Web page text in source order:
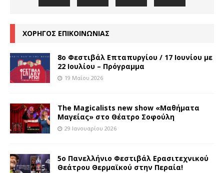
ΧΟΡΗΓΟΣ ΕΠΙΚΟΙΝΩΝΙΑΣ
8o Φεστιβάλ Επταπυργίου / 17 Ιουνίου με
22 Ιουλίου – Πρόγραμμα
19 Μαΐου 2026
The Magicalists new show «Μαθήματα
Μαγείας» στο Θέατρο Σοφούλη
29 Ιανουαρίου 2026
5ο Πανελλήνιο Φεστιβάλ Ερασιτεχνικού
Θεάτρου Θερμαϊκού στην Περαία!